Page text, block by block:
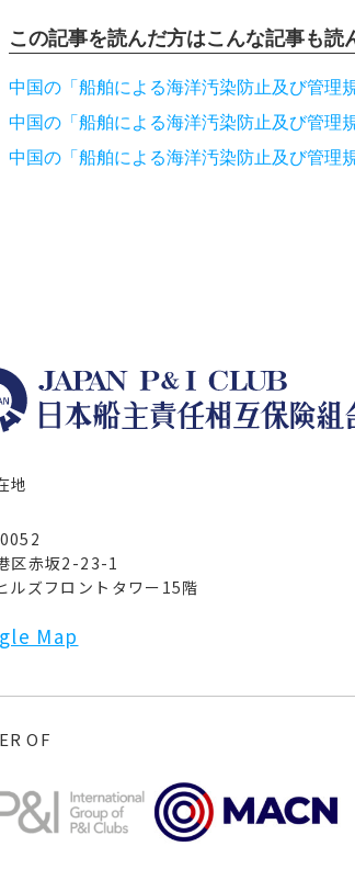
この記事を読んだ方はこんな記事も読
中国の「船舶による海洋汚染防止及び管理
中国の「船舶による海洋汚染防止及び管理
中国の「船舶による海洋汚染防止及び管理
地
区赤坂2-23-1
ルズフロントタワー15階
Map
OF